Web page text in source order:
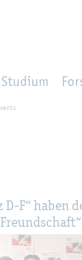
Studium
F“ haben